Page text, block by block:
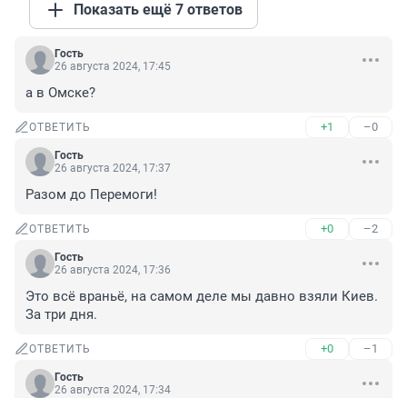
Показать ещё 7 ответов
Гость
26 августа 2024, 17:45
а в Омске?
ОТВЕТИТЬ +1 –0
Гость
26 августа 2024, 17:37
Разом до Перемоги!
ОТВЕТИТЬ +0 –2
Гость
26 августа 2024, 17:36
Это всё враньё, на самом деле мы давно взяли Киев.
За три дня.
ОТВЕТИТЬ +0 –1
Гость
26 августа 2024, 17:34